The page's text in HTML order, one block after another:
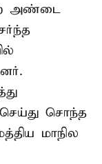
அண்டை
சொந்த
மாநில